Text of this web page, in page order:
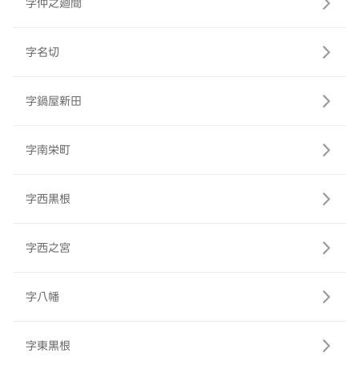
字名切
字鍋屋新田
字南栄町
字西黒根
字西之宮
字八幡
字東黒根